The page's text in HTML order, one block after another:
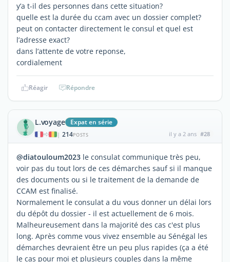
y’a t-il des personnes dans cette situation?
quelle est la durée du ccam avec un dossier complet?
peut on contacter directement le consul et quel est
l’adresse exact?
dans l’attente de votre reponse,
cordialement
Réagir Répondre
L.voyage Expat en série
| 214POSTS il y a 2 ans #28
@diatouloum2023 le consulat communique très peu,
voir pas du tout lors de ces démarches sauf si il manque
des documents ou si le traitement de la demande de
CCAM est finalisé.
Normalement le consulat a du vous donner un délai lors
du dépôt du dossier - il est actuellement de 6 mois.
Malheureusement dans la majorité des cas c'est plus
long. Après comme vous vivez ensemble au Sénégal les
démarches devraient être un peu plus rapides (ça a été
le cas pour moi et plusieurs couples dans la même